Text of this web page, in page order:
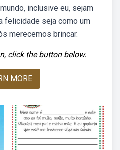
inclusive eu, sejam
felicidade seja como um
merecemos brincar.
click the button below.
MORE